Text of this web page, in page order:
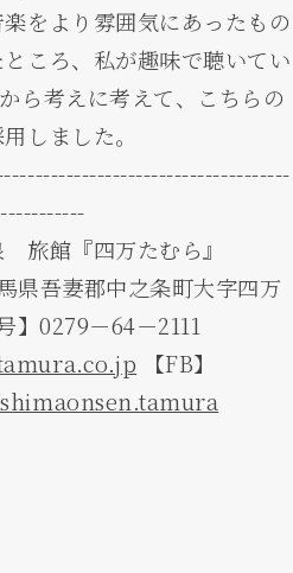
をより雰囲気にあったもの
ころ、私が趣味で聴いてい
ら考えに考えて、こちらの
しました。
館『四万たむら』
県吾妻郡中之条町大字四万
】0279－64－2111
【FB】